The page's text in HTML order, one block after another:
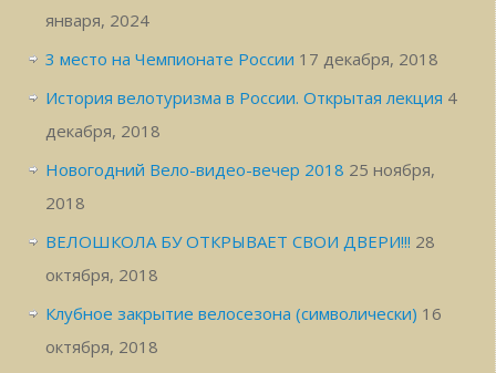
января, 2024
3 место на Чемпионате России 17 декабря, 2018
История велотуризма в России. Открытая лекция 4
декабря, 2018
Новогодний Вело-видео-вечер 2018 25 ноября,
2018
ВЕЛОШКОЛА БУ ОТКРЫВАЕТ СВОИ ДВЕРИ!!! 28
октября, 2018
Клубное закрытие велосезона (символически) 16
октября, 2018